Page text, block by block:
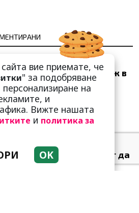
Много скоро! Тези три
зодии ще получат „нож в
гърба“ (Ще бъдат
предаде...
Тези зодии най-обичат да
не правят нищо! Те са
вие приемате, че
" за подобряване
на
и
Вижте нашата
и политика за
OK